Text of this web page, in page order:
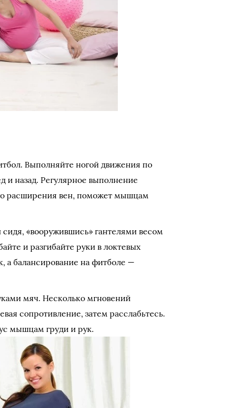
Выполняйте ногой движения по
и назад. Регулярное выполнение
расширения вен, поможет мышцам
«вооружившись» гантелями весом
и разгибайте руки в локтевых
а балансирование на фитболе —
мяч. Несколько мгновений
сопротивление, затем расслабьтесь.
мышцам груди и рук.